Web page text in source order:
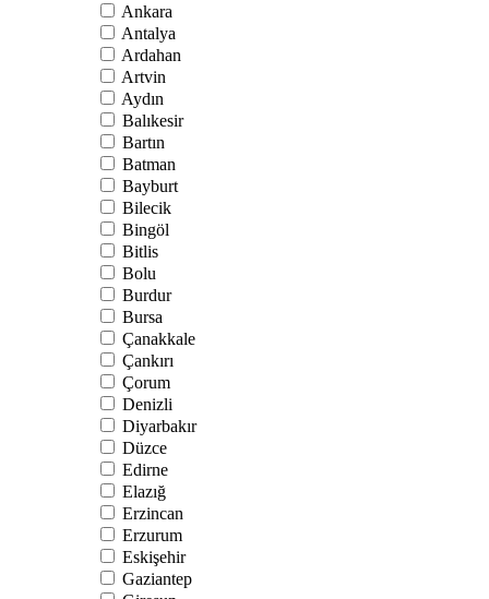
Ankara
Antalya
Ardahan
Artvin
Aydın
Balıkesir
Bartın
Batman
Bayburt
Bilecik
Bingöl
Bitlis
Bolu
Burdur
Bursa
Çanakkale
Çankırı
Çorum
Denizli
Diyarbakır
Düzce
Edirne
Elazığ
Erzincan
Erzurum
Eskişehir
Gaziantep